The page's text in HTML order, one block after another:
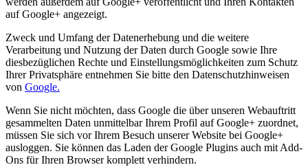
auf Google+ angezeigt.
Zweck und Umfang der Datenerhebung und die weitere
Verarbeitung und Nutzung der Daten durch Google sowie Ihre
diesbezüglichen Rechte und Einstellungsmöglichkeiten zum Schutz
Ihrer Privatsphäre entnehmen Sie bitte den Datenschutzhinweisen
von Google.
Wenn Sie nicht möchten, dass Google die über unseren Webauftritt
gesammelten Daten unmittelbar Ihrem Profil auf Google+ zuordnet,
müssen Sie sich vor Ihrem Besuch unserer Website bei Google+
ausloggen. Sie können das Laden der Google Plugins auch mit Add-
Ons für Ihren Browser komplett verhindern.